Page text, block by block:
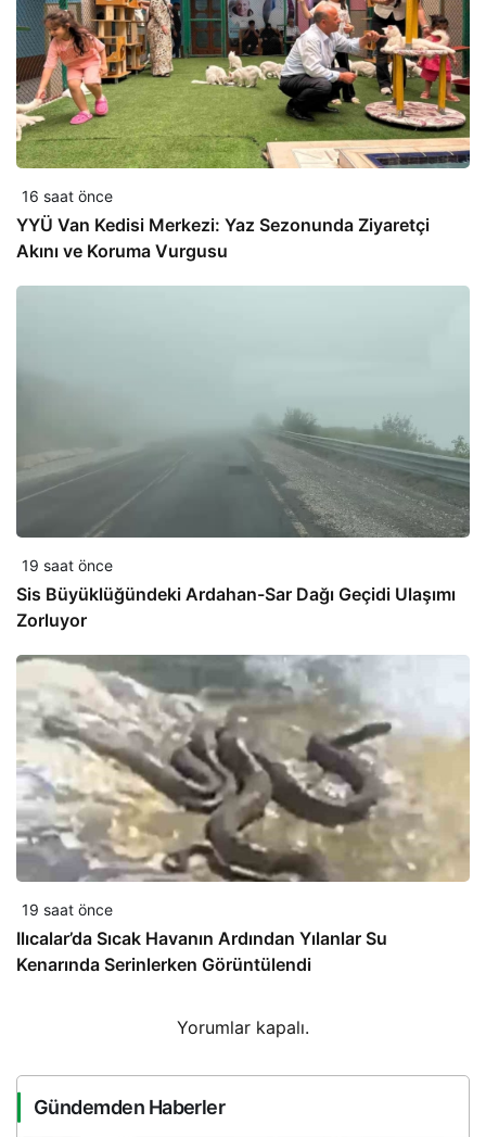
16 saat önce
YYÜ Van Kedisi Merkezi: Yaz Sezonunda Ziyaretçi
Akını ve Koruma Vurgusu
19 saat önce
Sis Büyüklüğündeki Ardahan-Sar Dağı Geçidi Ulaşımı
Zorluyor
19 saat önce
Ilıcalar’da Sıcak Havanın Ardından Yılanlar Su
Kenarında Serinlerken Görüntülendi
Yorumlar kapalı.
Gündemden Haberler